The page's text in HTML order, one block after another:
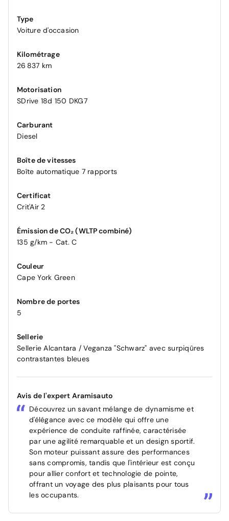
Type
Voiture d'occasion
Kilométrage
26 837 km
Motorisation
SDrive 18d 150 DKG7
Carburant
Diesel
Boîte de vitesses
Boîte automatique 7 rapports
Certificat
Crit'Air 2
Émission de CO₂ (WLTP combiné)
135 g/km - Cat. C
Couleur
Cape York Green
Nombre de portes
5
Sellerie
Sellerie Alcantara / Veganza "Schwarz" avec surpiqûres
contrastantes bleues
Avis de l'expert Aramisauto
Découvrez un savant mélange de dynamisme et
d'élégance avec ce modèle qui offre une
expérience de conduite raffinée, caractérisée
par une agilité remarquable et un design sportif.
Son moteur puissant assure des performances
sans compromis, tandis que l'intérieur est conçu
pour allier confort et technologie de pointe,
offrant un voyage des plus plaisants pour tous
les occupants.